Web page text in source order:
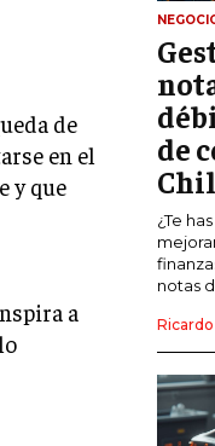
GESTIÓN
ANÁLISIS
GESTIÓN
GESTIÓN
LIDERAZGO
de
en el
y que
a
de
¿Te
notas